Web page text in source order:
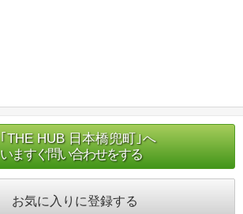
｢THE HUB 日本橋兜町｣へ
いますぐ問い合わせをする
お気に入りに登録する